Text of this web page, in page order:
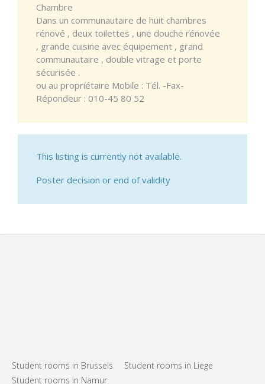
Chambre
Dans un communautaire de huit chambres
rénové , deux toilettes , une douche rénovée
, grande cuisine avec équipement , grand
communautaire , double vitrage et porte
sécurisée .
ou au propriétaire Mobile : Tél. -Fax-
Répondeur : 010-45 80 52
This listing is currently not available.
Poster decision or end of validity
Student rooms in Brussels
Student rooms in Liege
Student rooms in Namur